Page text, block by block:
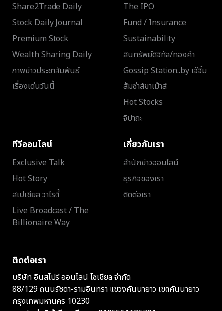
Share2Trade Daily
Stock Daily Journal
Premium Stock
Wealth Sharing Daily
ภาพข่าวประชาสัมพันธ์
เรื่องเด่นวันนี้
The IPO
Fund / Insurance
Sustainability
สินทรัพย์ดิจิทัล/ทองคำ
Gossip Station..by เจ๊จิ๋ม
ส้มซ่าส์ขาเม้าส์
Hot Stocks
จิปาถะ
ทีวีออนไลน์
Exclusive Talk
Hot Story
สเปเชียล วาไรตี้
Live Broadcast / The
Billionaire Way
เกี่ยวกับเรา
สำนักข่าวออนไลน์
ธุรกิจของเรา
ติดต่อเรา
ติดต่อเรา
บริษัท อินสไปร์ ออนไลน์ โซเชียล จำกัด
88/129 ถนนรัชดา-รามอินทรา แขวงคันนายาว เขตคันนายาว
กรุงเทพมหานคร 10230